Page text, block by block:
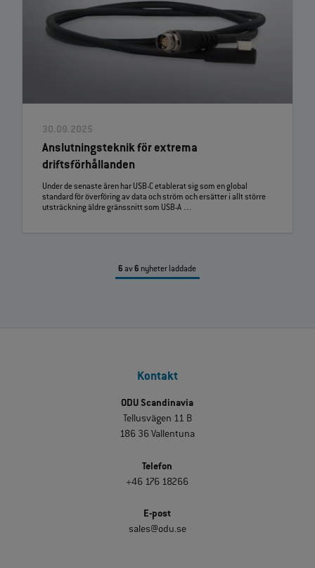
30.09.2025
Anslutningsteknik för extrema
driftsförhållanden
Under de senaste åren har USB‑C etablerat sig som en global
standard för överföring av data och ström och ersätter i allt större
utsträckning äldre gränssnitt som USB‑A …
6 av6 nyheter laddade
Kontakt
ODU Scandinavia
Tellusvägen 11 B
186 36 Vallentuna
Telefon
+46 176 18266
E-post
sales@odu.se